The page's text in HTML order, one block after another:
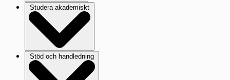
Studera akademiskt
Stöd och handledning